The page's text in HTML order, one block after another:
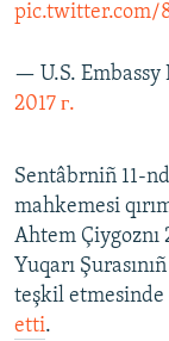
pic.twitter.com/
— U.S. Embassy
2017 г.
Sentâbrniñ 11-
mahkemesi
Ahtem Çiygoznı
Yuqarı
teşkil etmesinde
etti.